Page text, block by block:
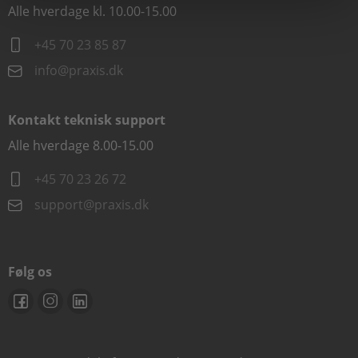
Alle hverdage kl. 10.00-15.00
+45 70 23 85 87
info@praxis.dk
Kontakt teknisk support
Alle hverdage 8.00-15.00
+45 70 23 26 72
support@praxis.dk
Følg os